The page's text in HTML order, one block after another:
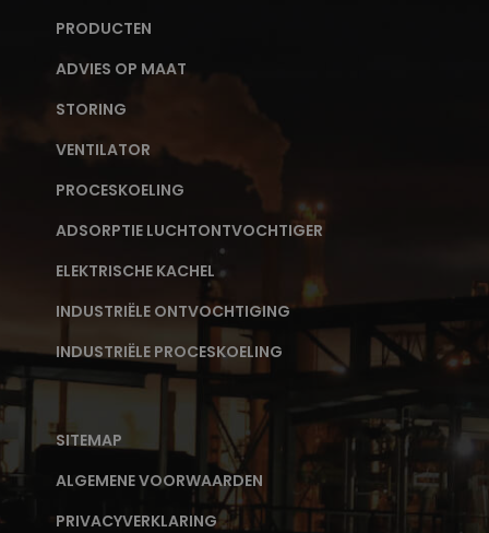
PRODUCTEN
ADVIES OP MAAT
STORING
VENTILATOR
PROCESKOELING
ADSORPTIE LUCHTONTVOCHTIGER
ELEKTRISCHE KACHEL
INDUSTRIËLE ONTVOCHTIGING
INDUSTRIËLE PROCESKOELING
SITEMAP
ALGEMENE VOORWAARDEN
PRIVACYVERKLARING